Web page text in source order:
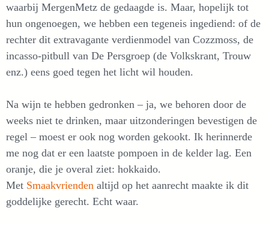
waarbij MergenMetz de gedaagde is. Maar, hopelijk tot
hun ongenoegen, we hebben een tegeneis ingediend: of de
rechter dit extravagante verdienmodel van Cozzmoss, de
incasso-pitbull van De Persgroep (de Volkskrant, Trouw
enz.) eens goed tegen het licht wil houden.
Na wijn te hebben gedronken – ja, we behoren door de
weeks niet te drinken, maar uitzonderingen bevestigen de
regel – moest er ook nog worden gekookt. Ik herinnerde
me nog dat er een laatste pompoen in de kelder lag. Een
oranje, die je overal ziet: hokkaido.
Met Smaakvrienden altijd op het aanrecht maakte ik dit
goddelijke gerecht. Echt waar.